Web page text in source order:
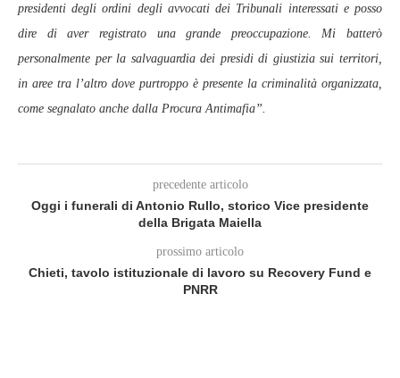
presidenti degli ordini degli avvocati dei Tribunali interessati e posso
dire di aver registrato una grande preoccupazione. Mi batterò
personalmente per la salvaguardia dei presidi di giustizia sui territori,
in aree tra l’altro dove purtroppo è presente la criminalità organizzata,
come segnalato anche dalla Procura Antimafia”.
precedente articolo
Oggi i funerali di Antonio Rullo, storico Vice presidente
della Brigata Maiella
prossimo articolo
Chieti, tavolo istituzionale di lavoro su Recovery Fund e
PNRR